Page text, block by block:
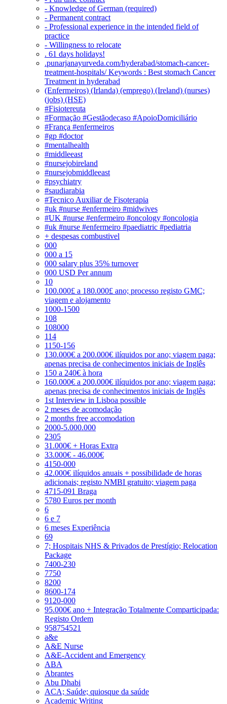
- Knowledge of German (required)
- Permanent contract
- Professional experience in the intended field of
practice
- Willingness to relocate
. 61 days holidays!
.punarjanayurveda.com/hyderabad/stomach-cancer-
treatment-hospitals/ Keywords : Best stomach Cancer
Treatment in hyderabad
(Enfermeiros) (Irlanda) (emprego) (Ireland) (nurses)
(jobs) (HSE)
#Fisiotereuta
#Formação #Gestãodecaso #ApoioDomiciliário
#França #enfermeiros
#gp #doctor
#mentalhealth
#middleeast
#nursejobireland
#nursejobmiddleeast
#psychiatry
#saudiarabia
#Tecnico Auxiliar de Fisoterapia
#uk #nurse #enfermeiro #midwives
#UK #nurse #enfermeiro #oncology #oncologia
#uk #nurse #enfermeiro #paediatric #pediatria
+ despesas combustivel
000
000 a 15
000 salary plus 35% turnover
000 USD Per annum
10
100.000£ a 180.000£ ano; processo registo GMC;
viagem e alojamento
1000-1500
108
108000
114
1150-156
130.000€ a 200.000€ ilíquidos por ano; viagem paga;
apenas precisa de conhecimentos iniciais de Inglês
150 a 240€ à hora
160.000€ a 200.000€ ilíquidos por ano; viagem paga;
apenas precisa de conhecimentos iniciais de Inglês
1st Interview in Lisboa possible
2 meses de acomodação
2 months free accomodation
2000-5.000.000
2305
31.000€ + Horas Extra
33.000€ - 46.000€
4150-000
42.000€ ilíquidos anuais + possibilidade de horas
adicionais; registo NMBI gratuito; viagem paga
4715-091 Braga
5780 Euros per month
6
6 e 7
6 meses Experiência
69
7; Hospitais NHS & Privados de Prestígio; Relocation
Package
7400-230
7750
8200
8600-174
9120-000
95.000€ ano + Integração Totalmente Comparticipada:
Registo Ordem
958754521
a&e
A&E Nurse
A&E-Accident and Emergency
ABA
Abrantes
Abu Dhabi
ACA; Saúde; quiosque da saúde
Academic Writing